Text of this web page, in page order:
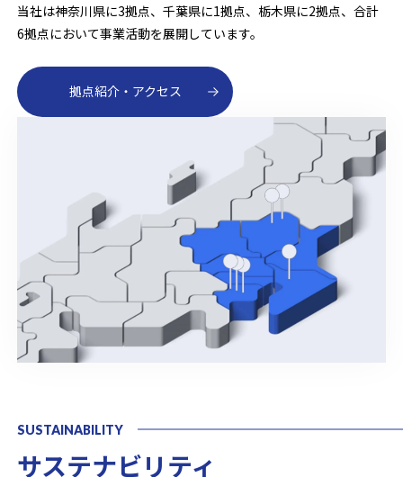
当社は神奈川県に3拠点、千葉県に1拠点、栃木県に2拠点、合計
6拠点において事業活動を展開しています。
拠点紹介・アクセス
SUSTAINABILITY
サステナビリティ